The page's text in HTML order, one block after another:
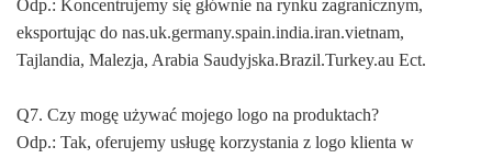
Odp.: Koncentrujemy się głównie na rynku zagranicznym,
eksportując do nas.uk.germany.spain.india.iran.vietnam,
Tajlandia, Malezja, Arabia Saudyjska.Brazil.Turkey.au Ect.
Q7. Czy mogę używać mojego logo na produktach?
Odp.: Tak, oferujemy usługę korzystania z logo klienta w